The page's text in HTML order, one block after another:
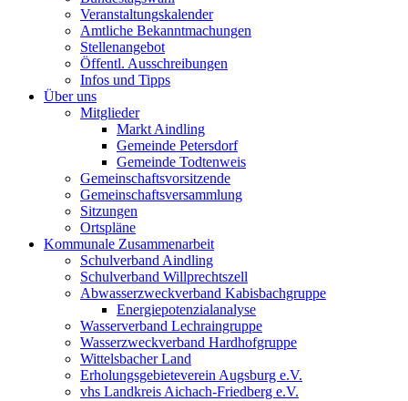
Veranstaltungskalender
Amtliche Bekanntmachungen
Stellenangebot
Öffentl. Ausschreibungen
Infos und Tipps
Über uns
Mitglieder
Markt Aindling
Gemeinde Petersdorf
Gemeinde Todtenweis
Gemeinschaftsvorsitzende
Gemeinschaftsversammlung
Sitzungen
Ortspläne
Kommunale Zusammenarbeit
Schulverband Aindling
Schulverband Willprechtszell
Abwasserzweckverband Kabisbachgruppe
Energiepotenzialanalyse
Wasserverband Lechraingruppe
Wasserzweckverband Hardhofgruppe
Wittelsbacher Land
Erholungsgebieteverein Augsburg e.V.
vhs Landkreis Aichach-Friedberg e.V.